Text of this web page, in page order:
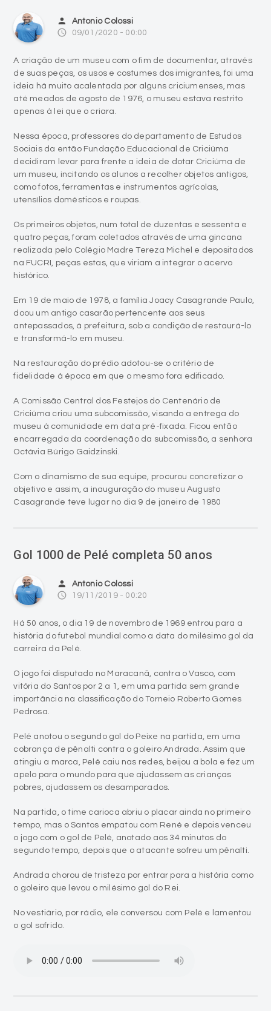
person Antonio Colossi
access_time 09/01/2020 - 00:00
A criação de um museu com o fim de documentar, através
de suas peças, os usos e costumes dos imigrantes, foi uma
ideia há muito acalentada por alguns criciumenses, mas
até meados de agosto de 1976, o museu estava restrito
apenas à lei que o criara.
Nessa época, professores do departamento de Estudos
Sociais da então Fundação Educacional de Criciúma
decidiram levar para frente a ideia de dotar Criciúma de
um museu, incitando os alunos a recolher objetos antigos,
como fotos, ferramentas e instrumentos agrícolas,
utensílios domésticos e roupas.
Os primeiros objetos, num total de duzentas e sessenta e
quatro peças, foram coletados através de uma gincana
realizada pelo Colégio Madre Tereza Michel e depositados
na FUCRI, peças estas, que viriam a integrar o acervo
histórico.
Em 19 de maio de 1978, a família Joacy Casagrande Paulo,
doou um antigo casarão pertencente aos seus
antepassados, à prefeitura, sob a condição de restaurá-lo
e transformá-lo em museu.
Na restauração do prédio adotou-se o critério de
fidelidade à época em que o mesmo fora edificado.
A Comissão Central dos Festejos do Centenário de
Criciúma criou uma subcomissão, visando a entrega do
museu à comunidade em data pré-fixada. Ficou então
encarregada da coordenação da subcomissão, a senhora
Octávia Búrigo Gaidzinski.
Com o dinamismo de sua equipe, procurou concretizar o
objetivo e assim, a inauguração do museu Augusto
Casagrande teve lugar no dia 9 de janeiro de 1980
Gol 1000 de Pelé completa 50 anos
person Antonio Colossi
access_time 19/11/2019 - 00:20
Há 50 anos, o dia 19 de novembro de 1969 entrou para a
história do futebol mundial como a data do milésimo gol da
carreira da Pelé.
O jogo foi disputado no Maracanã, contra o Vasco, com
vitória do Santos por 2 a 1, em uma partida sem grande
importância na classificação do Torneio Roberto Gomes
Pedrosa.
Pelé anotou o segundo gol do Peixe na partida, em uma
cobrança de pênalti contra o goleiro Andrada. Assim que
atingiu a marca, Pelé caiu nas redes, beijou a bola e fez um
apelo para o mundo para que ajudassem as crianças
pobres, ajudassem os desamparados.
Na partida, o time carioca abriu o placar ainda no primeiro
tempo, mas o Santos empatou com René e depois venceu
o jogo com o gol de Pelé, anotado aos 34 minutos do
segundo tempo, depois que o atacante sofreu um pênalti.
Andrada chorou de tristeza por entrar para a história como
o goleiro que levou o milésimo gol do Rei.
No vestiário, por rádio, ele conversou com Pelé e lamentou
o gol sofrido.